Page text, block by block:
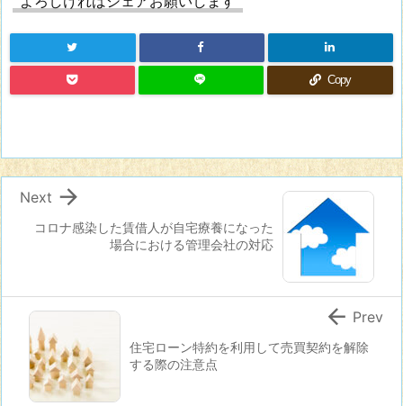
Copy
コロナ感染した賃借人が自宅療養になった
場合における管理会社の対応

Next
住宅ローン特約を利用して売買契約を解除
する際の注意点
 Prev